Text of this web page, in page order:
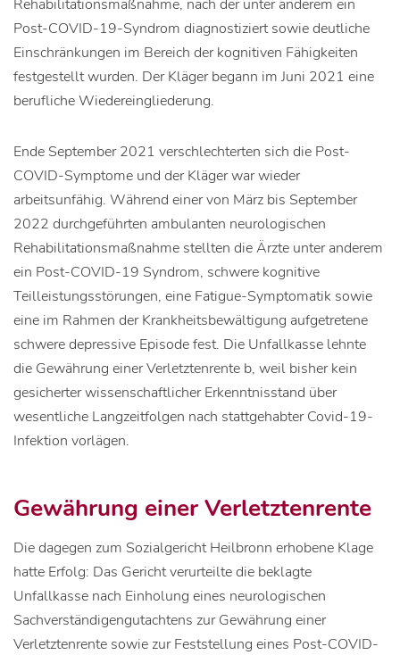
Rehabilitationsmaßnahme, nach der unter anderem ein
Post-COVID-19-Syndrom diagnostiziert sowie deutliche
Einschränkungen im Bereich der kognitiven Fähigkeiten
festgestellt wurden. Der Kläger begann im Juni 2021 eine
berufliche Wiedereingliederung.
Ende September 2021 verschlechterten sich die Post-
COVID-Symptome und der Kläger war wieder
arbeitsunfähig. Während einer von März bis September
2022 durchgeführten ambulanten neurologischen
Rehabilitationsmaßnahme stellten die Ärzte unter anderem
ein Post-COVID-19 Syndrom, schwere kognitive
Teilleistungsstörungen, eine Fatigue-Symptomatik sowie
eine im Rahmen der Krankheitsbewältigung aufgetretene
schwere depressive Episode fest. Die Unfallkasse lehnte
die Gewährung einer Verletztenrente b, weil bisher kein
gesicherter wissenschaftlicher Erkenntnisstand über
wesentliche Langzeitfolgen nach stattgehabter Covid-19-
Infektion vorlägen.
Gewährung einer Verletztenrente
Die dagegen zum Sozialgericht Heilbronn erhobene Klage
hatte Erfolg: Das Gericht verurteilte die beklagte
Unfallkasse nach Einholung eines neurologischen
Sachverständigengutachtens zur Gewährung einer
Verletztenrente sowie zur Feststellung eines Post-COVID-